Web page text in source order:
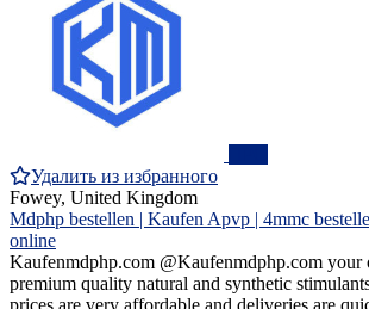
Удалить из избранного
Fowey, United Kingdom
Mdphp bestellen | Kaufen Apvp | 4mmc
online
Kaufenmdphp.com @Kaufenmdphp.com your
premium quality natural and synthetic
prices are very affordable and deliveries are